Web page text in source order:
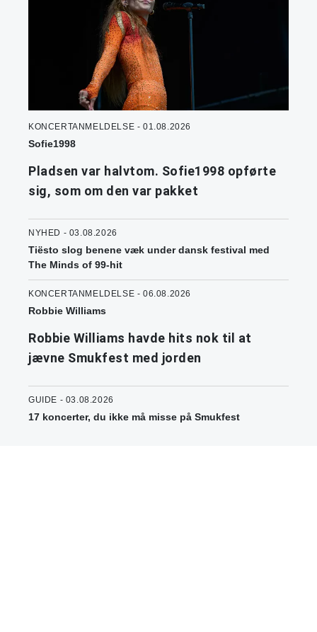
KONCERTANMELDELSE - 01.08.2026
Sofie1998
Pladsen var halvtom. Sofie1998 opførte
sig, som om den var pakket
NYHED - 03.08.2026
Tiësto slog benene væk under dansk festival med
The Minds of 99-hit
KONCERTANMELDELSE - 06.08.2026
Robbie Williams
Robbie Williams havde hits nok til at
jævne Smukfest med jorden
GUIDE - 03.08.2026
17 koncerter, du ikke må misse på Smukfest